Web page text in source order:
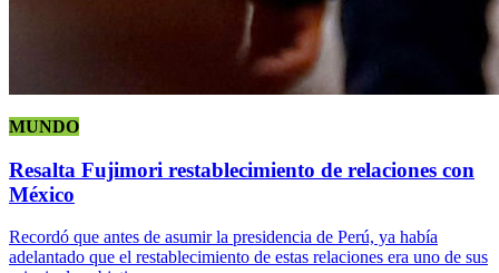
MUNDO
Resalta Fujimori restablecimiento de relaciones con
México
Recordó que antes de asumir la presidencia de Perú, ya había
adelantado que el restablecimiento de estas relaciones era uno de sus